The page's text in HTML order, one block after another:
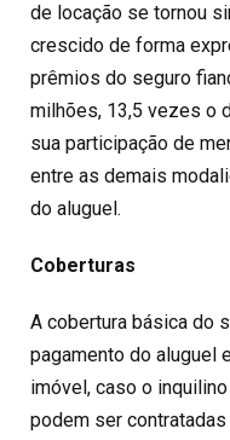
de locação se tornou
crescido de forma
prêmios do seguro
milhões, 13,5 vezes o
sua participação de
entre as demais
do aluguel.
Coberturas
A cobertura básica do
pagamento do aluguel
imóvel, caso o
podem ser